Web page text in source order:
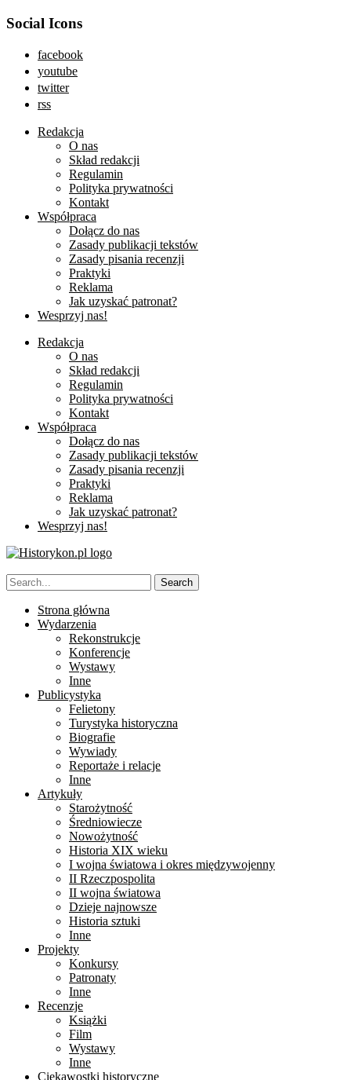
Social Icons
facebook
youtube
twitter
rss
Redakcja
O nas
Skład redakcji
Regulamin
Polityka prywatności
Kontakt
Współpraca
Dołącz do nas
Zasady publikacji tekstów
Zasady pisania recenzji
Praktyki
Reklama
Jak uzyskać patronat?
Wesprzyj nas!
Redakcja
O nas
Skład redakcji
Regulamin
Polityka prywatności
Kontakt
Współpraca
Dołącz do nas
Zasady publikacji tekstów
Zasady pisania recenzji
Praktyki
Reklama
Jak uzyskać patronat?
Wesprzyj nas!
Strona główna
Wydarzenia
Rekonstrukcje
Konferencje
Wystawy
Inne
Publicystyka
Felietony
Turystyka historyczna
Biografie
Wywiady
Reportaże i relacje
Inne
Artykuły
Starożytność
Średniowiecze
Nowożytność
Historia XIX wieku
I wojna światowa i okres międzywojenny
II Rzeczpospolita
II wojna światowa
Dzieje najnowsze
Historia sztuki
Inne
Projekty
Konkursy
Patronaty
Inne
Recenzje
Książki
Film
Wystawy
Inne
Ciekawostki historyczne